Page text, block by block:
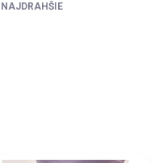
NAJDRAHŠIE